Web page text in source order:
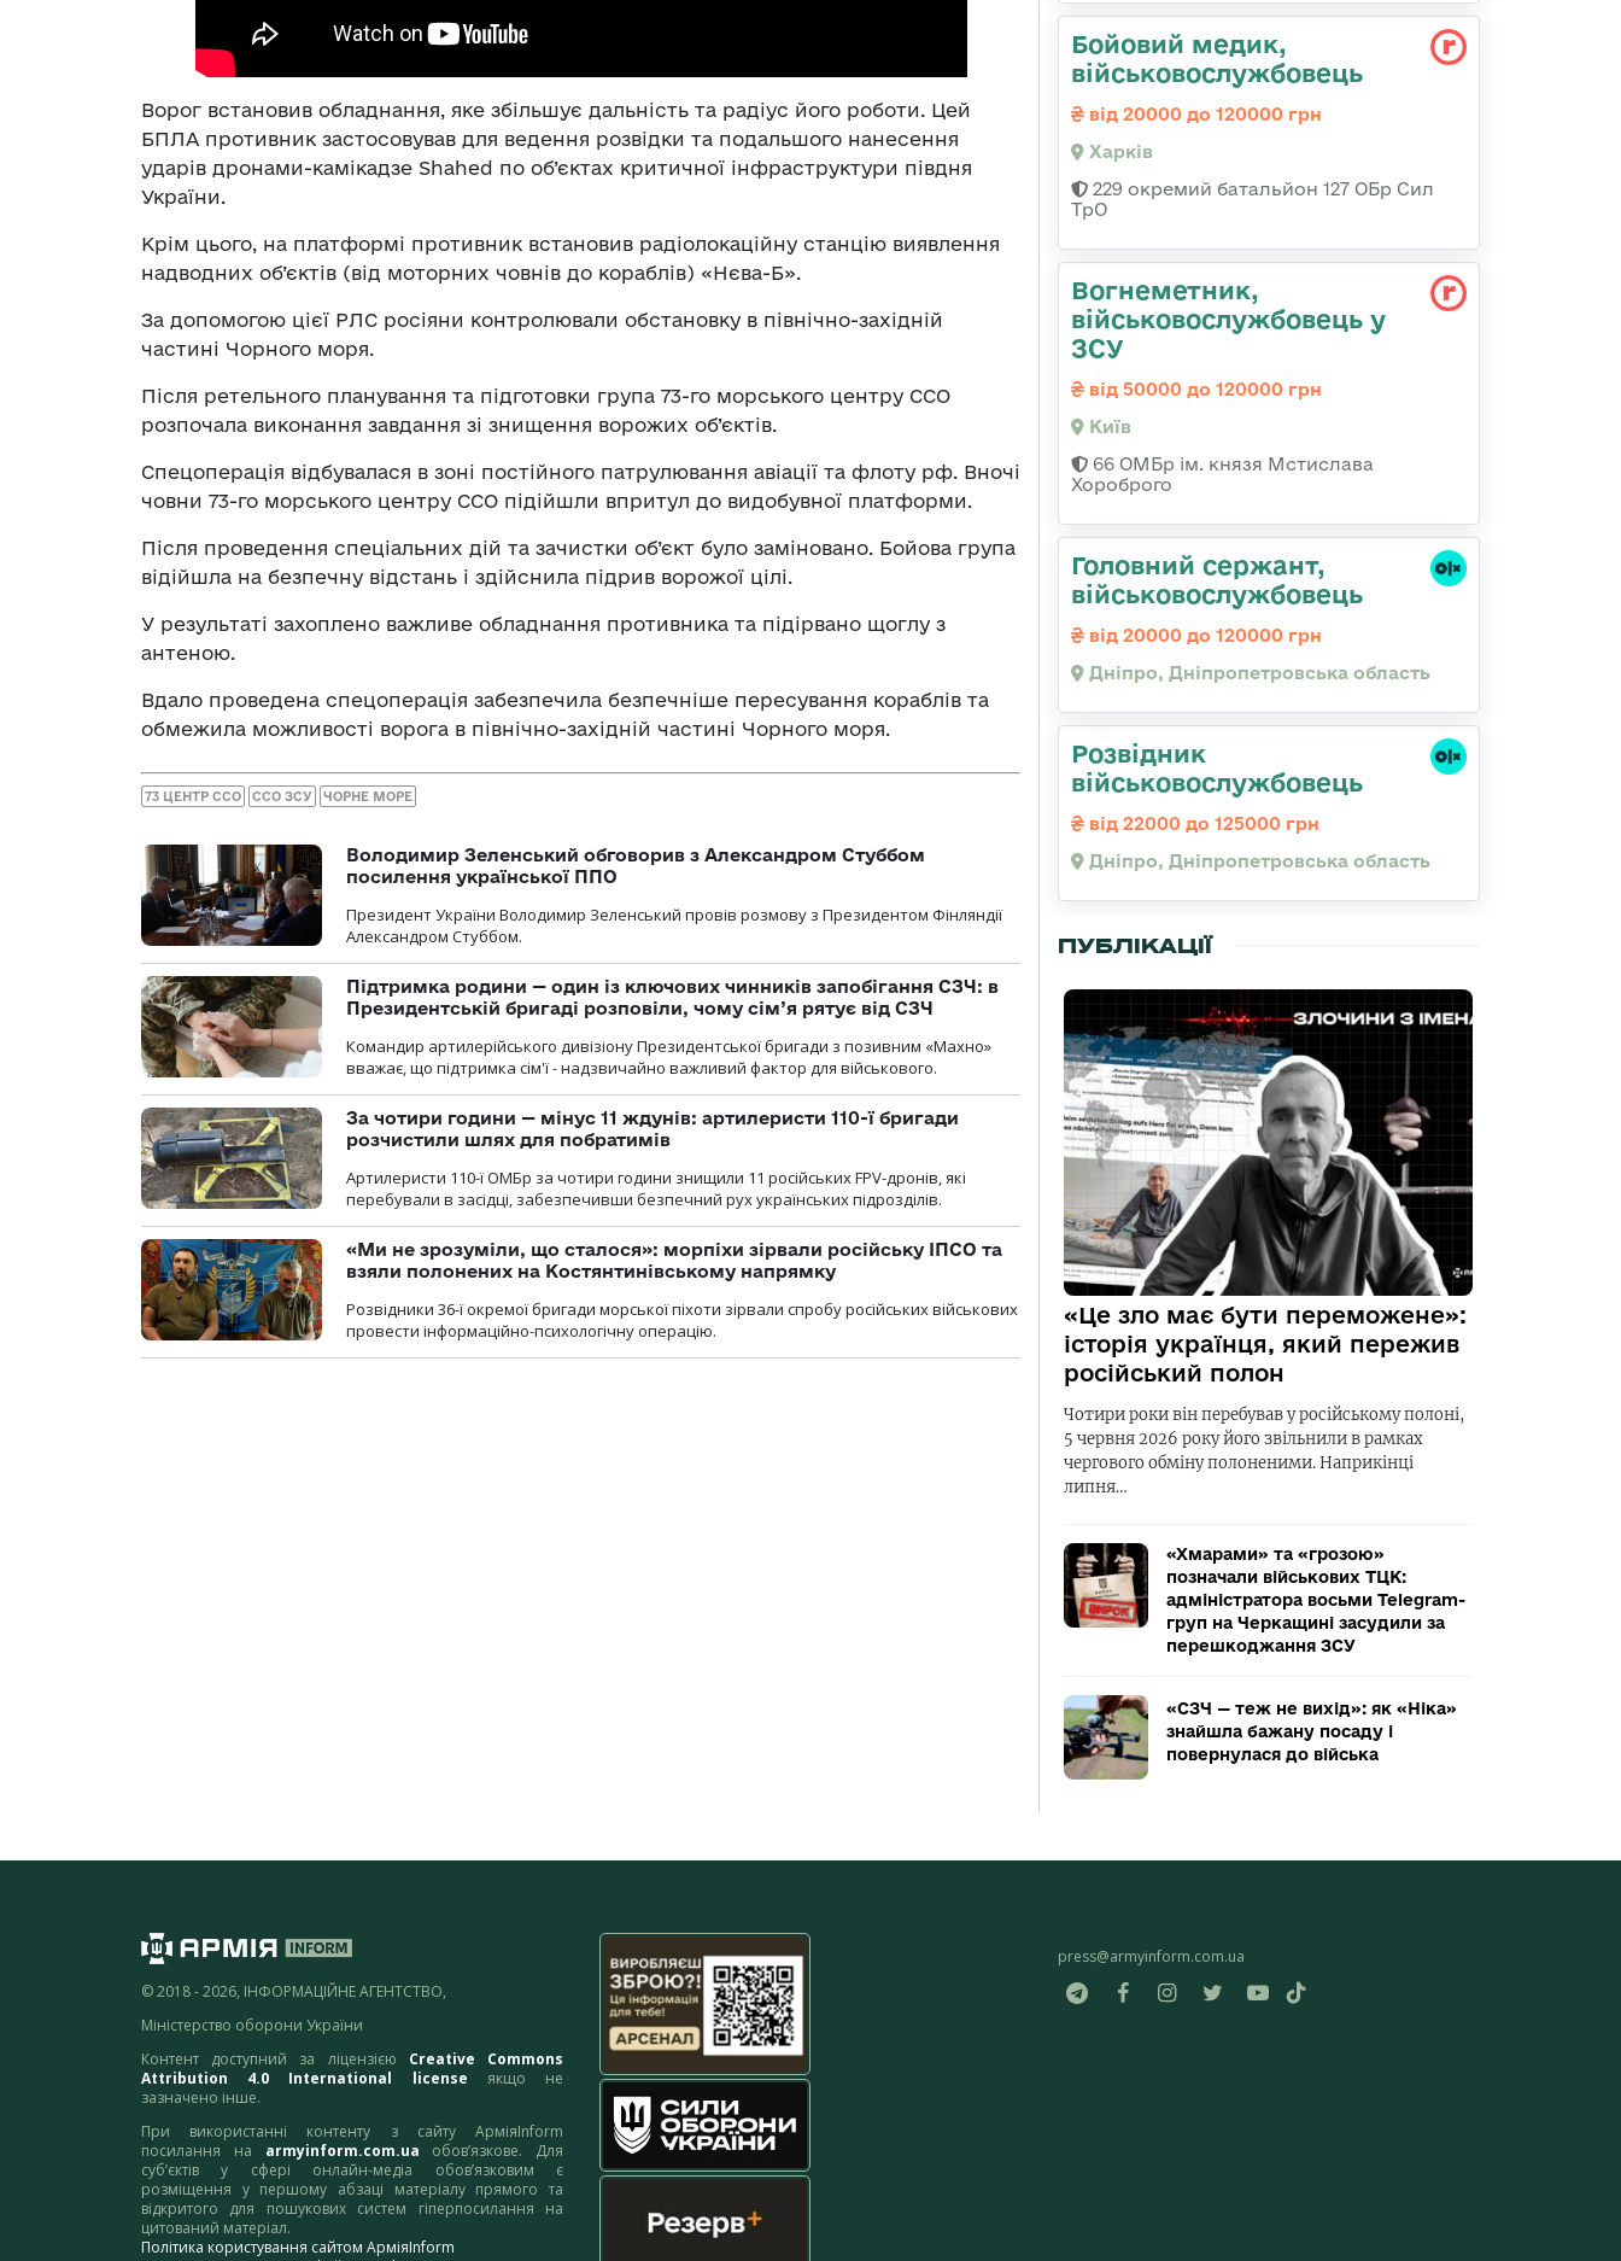
Ворог встановив обладнання, яке збільшує дальність та радіус його роботи. Цей
БПЛА противник застосовував для ведення розвідки та подальшого нанесення
ударів дронами-камікадзе Shahed по об’єктах критичної інфраструктури півдня
України.
Крім цього, на платформі противник встановив радіолокаційну станцію виявлення
надводних об’єктів (від моторних човнів до кораблів) «Нєва-Б».
За допомогою цієї РЛС росіяни контролювали обстановку в північно-західній
частині Чорного моря.
Після ретельного планування та підготовки група 73-го морського центру ССО
розпочала виконання завдання зі знищення ворожих об’єктів.
Спецоперація відбувалася в зоні постійного патрулювання авіації та флоту рф. Вночі
човни 73-го морського центру ССО підійшли впритул до видобувної платформи.
Після проведення спеціальних дій та зачистки об’єкт було заміновано. Бойова група
відійшла на безпечну відстань і здійснила підрив ворожої цілі.
У результаті захоплено важливе обладнання противника та підірвано щоглу з
антеною.
Вдало проведена спецоперація забезпечила безпечніше пересування кораблів та
обмежила можливості ворога в північно-західній частині Чорного моря.
73 ЦЕНТР ССО ССО ЗСУ ЧОРНЕ МОРЕ
Володимир Зеленський обговорив з Александром Стуббом
посилення української ППО
Президент України Володимир Зеленський провів розмову з Президентом Фінляндії
Александром Стуббом.
Підтримка родини — один із ключових чинників запобігання СЗЧ: в
Президентській бригаді розповіли, чому сім’я рятує від СЗЧ
Командир артилерійського дивізіону Президентської бригади з позивним «Махно»
вважає, що підтримка сім'ї - надзвичайно важливий фактор для військового.
За чотири години — мінус 11 ждунів: артилеристи 110-ї бригади
розчистили шлях для побратимів
Артилеристи 110-ї ОМБр за чотири години знищили 11 російських FPV-дронів, які
перебували в засідці, забезпечивши безпечний рух українських підрозділів.
«Ми не зрозуміли, що сталося»: морпіхи зірвали російську ІПСО та
взяли полонених на Костянтинівському напрямку
Розвідники 36-ї окремої бригади морської піхоти зірвали спробу російських військових
провести інформаційно-психологічну операцію.
Бойовий медик,
військовослужбовець
від 20000 до 120000 грн
Харків
229 окремий батальйон 127 ОБр Сил
ТрО
Вогнеметник,
військовослужбовець у
ЗСУ
від 50000 до 120000 грн
Київ
66 ОМБр ім. князя Мстислава
Хороброго
Головний сержант,
військовослужбовець
від 20000 до 120000 грн
Дніпро, Дніпропетровська область
Розвідник
військовослужбовець
від 22000 до 125000 грн
Дніпро, Дніпропетровська область
ПУБЛІКАЦІЇ
«Це зло має бути переможене»:
історія українця, який пережив
російський полон
Чотири роки він перебував у російському полоні,
5 червня 2026 року його звільнили в рамках
чергового обміну полоненими. Наприкінці
липня…
«Хмарами» та «грозою»
позначали військових ТЦК:
адміністратора восьми Telegram-
груп на Черкащині засудили за
перешкоджання ЗСУ
«СЗЧ — теж не вихід»: як «Ніка»
знайшла бажану посаду і
повернулася до війська
© 2018 - 2026, ІНФОРМАЦІЙНЕ АГЕНТСТВО,
Міністерство оборони України
Контент доступний за ліцензією Creative Commons
Attribution 4.0 International license якщо не
зазначено інше.
При використанні контенту з сайту АрміяInform
посилання на armyinform.com.ua обов’язкове. Для
суб’єктів у сфері онлайн-медіа обов’язковим є
розміщення у першому абзаці матеріалу прямого та
відкритого для пошукових систем гіперпосилання на
цитований матеріал.
Політика користування сайтом АрміяInform
press@armyinform.com.ua